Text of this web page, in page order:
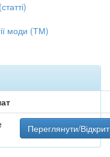
моди (ТМ)
Переглянути/